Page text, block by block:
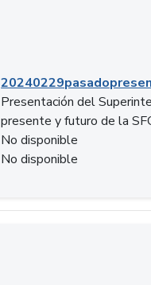
Presentación del
presente y futuro de la
No disponible
No disponible